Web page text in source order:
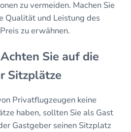
zu vermeiden. Machen Sie
Qualität und Leistung des
zu erwähnen.
Sie auf die
Sitzplätze
Privatflugzeugen keine
haben, sollten Sie als Gast
Gastgeber seinen Sitzplatz